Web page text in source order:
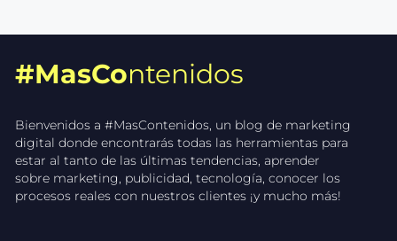
#MasContenidos
Bienvenidos a #MasContenidos, un blog de marketing
digital donde encontrarás todas las herramientas para
estar al tanto de las últimas tendencias, aprender
sobre marketing, publicidad, tecnología, conocer los
procesos reales con nuestros clientes ¡y mucho más!